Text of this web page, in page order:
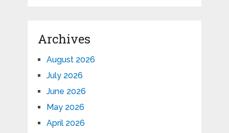
Archives
August 2026
July 2026
June 2026
May 2026
April 2026